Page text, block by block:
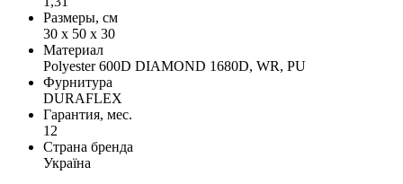
Размеры, см
30 х 50 х 30
Материал
Polyester 600D DIAMOND 1680D, WR, PU
Фурнитура
DURAFLEX
Гарантия, мес.
12
Страна бренда
Україна